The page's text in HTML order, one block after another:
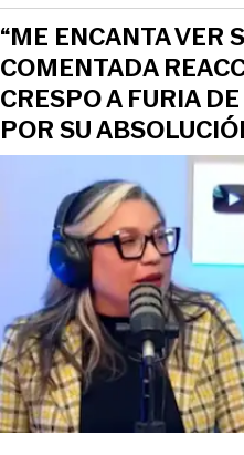
“ME ENCANTA VER
COMENTADA
CRESPO A FURIA
POR SU